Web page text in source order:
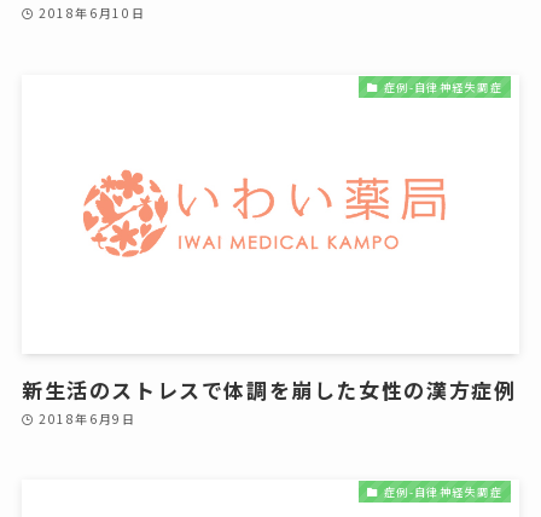
2018年6月10日
症例-自律神経失調症
新生活のストレスで体調を崩した女性の漢方症例
2018年6月9日
症例-自律神経失調症